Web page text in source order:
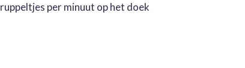
per minuut op het doek